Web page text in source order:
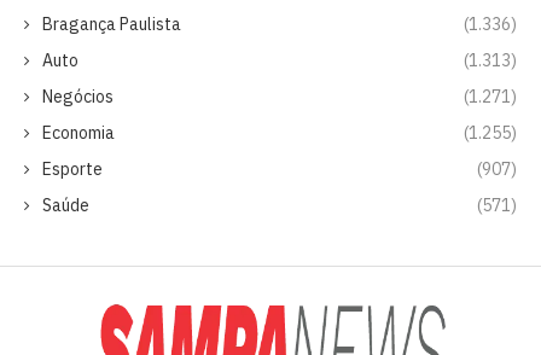
Bragança Paulista
(1.336)
Auto
(1.313)
Negócios
(1.271)
Economia
(1.255)
Esporte
(907)
Saúde
(571)